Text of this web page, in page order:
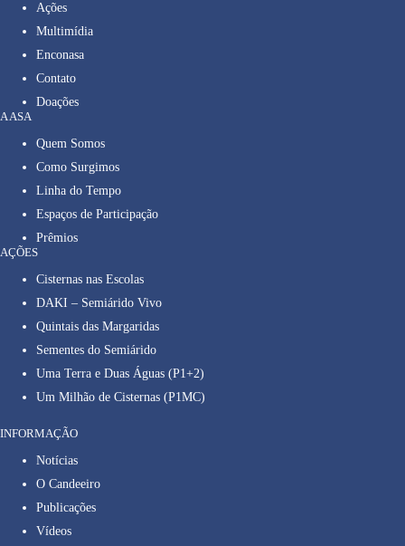
Ações
Multimídia
Enconasa
Contato
Doações
A ASA
Quem Somos
Como Surgimos
Linha do Tempo
Espaços de Participação
Prêmios
AÇÕES
Cisternas nas Escolas
DAKI – Semiárido Vivo
Quintais das Margaridas
Sementes do Semiárido
Uma Terra e Duas Águas (P1+2)
Um Milhão de Cisternas (P1MC)
INFORMAÇÃO
Notícias
O Candeeiro
Publicações
Vídeos